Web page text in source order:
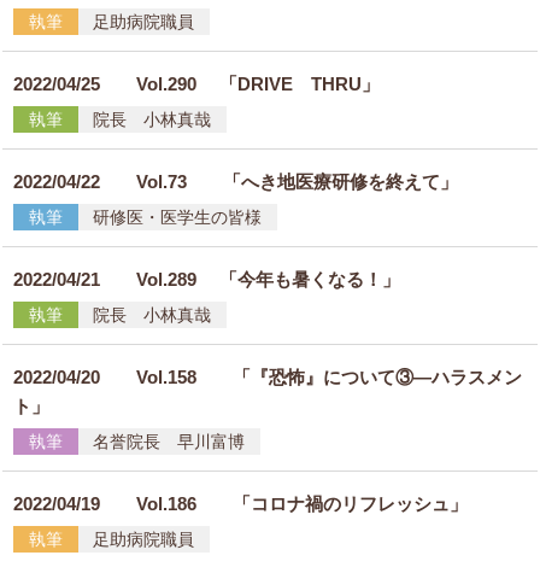
執筆 足助病院職員
2022/04/25Vol.290 「DRIVE THRU」
執筆 院長 小林真哉
2022/04/22Vol.73 「へき地医療研修を終えて」
執筆 研修医・医学生の皆様
2022/04/21Vol.289 「今年も暑くなる！」
執筆 院長 小林真哉
2022/04/20Vol.158 「『恐怖』について③―ハラスメン
ト」
執筆 名誉院長 早川富博
2022/04/19Vol.186 「コロナ禍のリフレッシュ」
執筆 足助病院職員